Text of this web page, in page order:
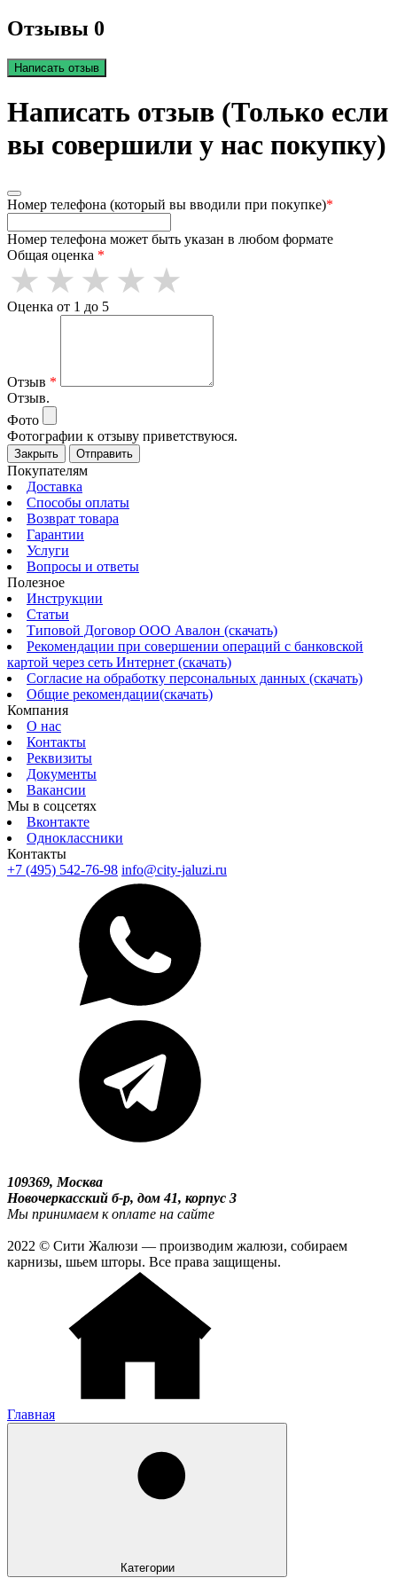
Отзывы 0
Написать отзыв
Написать отзыв (Только если
вы совершили у нас покупку)
Номер телефона (который вы вводили при покупке)*
Номер телефона может быть указан в любом формате
Общая оценка *
Оценка от 1 до 5
Отзыв *
Отзыв.
Фото
Фотографии к отзыву приветствуюся.
Закрыть Отправить
Покупателям
Доставка
Способы оплаты
Возврат товара
Гарантии
Услуги
Вопросы и ответы
Полезное
Инструкции
Статьи
Типовой Договор ООО Авалон (скачать)
Рекомендации при совершении операций с банковской
картой через сеть Интернет (скачать)
Согласие на обработку персональных данных (скачать)
Общие рекомендации(скачать)
Компания
О нас
Контакты
Реквизиты
Документы
Вакансии
Мы в соцсетях
Вконтакте
Одноклассники
Контакты
+7 (495) 542-76-98 info@city-jaluzi.ru
109369, Москва
Новочеркасский б-р, дом 41, корпус 3
Мы принимаем к оплате на сайте
2022 © Сити Жалюзи — производим жалюзи, собираем
карнизы, шьем шторы. Все права защищены.
Главная
Категории